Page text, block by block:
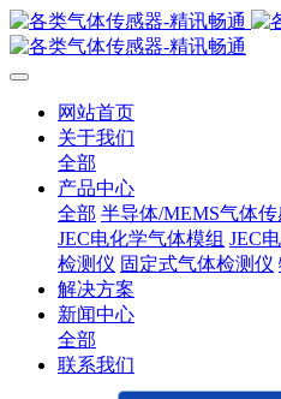
网站首页
关于我们
全部
产品中心
全部 半导体/MEMS气体传
JEC电化学气体模组 JEC
检测仪 固定式气体检测仪
解决方案
新闻中心
全部
联系我们